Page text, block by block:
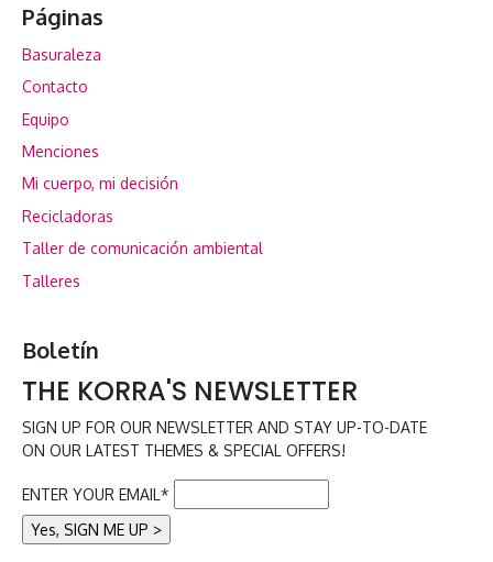
Páginas
Basuraleza
Contacto
Equipo
Menciones
Mi cuerpo, mi decisión
Recicladoras
Taller de comunicación ambiental
Talleres
Boletín
THE KORRA'S NEWSLETTER
SIGN UP FOR OUR NEWSLETTER AND STAY UP-TO-DATE
ON OUR LATEST THEMES & SPECIAL OFFERS!
ENTER YOUR EMAIL*